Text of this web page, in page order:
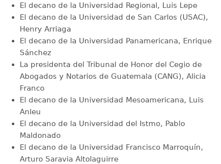
El decano de la Universidad Regional, Luis Lepe
El decano de la Universidad de San Carlos (USAC),
Henry Arriaga
El decano de la Universidad Panamericana, Enrique
Sánchez
La presidenta del Tribunal de Honor del Cegio de
Abogados y Notarios de Guatemala (CANG), Alicia
Franco
El decano de la Universidad Mesoamericana, Luis
Anleu
El decano de la Universidad del Istmo, Pablo
Maldonado
El decano de la Universidad Francisco Marroquín,
Arturo Saravia Altolaguirre